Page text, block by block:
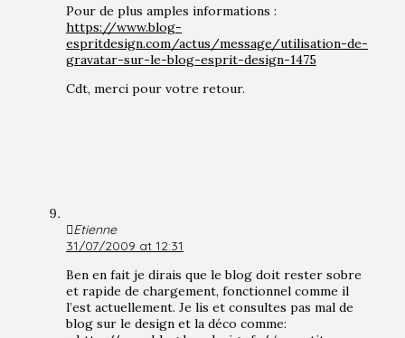
Pour de plus amples informations :
https://www.blog-
espritdesign.com/actus/message/utilisation-de-
gravatar-sur-le-blog-esprit-design-1475
Cdt, merci pour votre retour.
Etienne
31/07/2009 at 12:31
Ben en fait je dirais que le blog doit rester sobre
et rapide de chargement, fonctionnel comme il
l’est actuellement. Je lis et consultes pas mal de
blog sur le design et la déco comme: